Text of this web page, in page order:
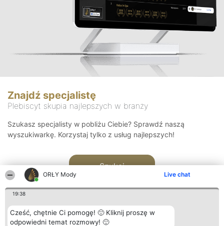
ORŁY Mody Live chat
19:38
Cześć, chętnie Ci pomogę! 🙂 Kliknij proszę w
odpowiedni temat rozmowy! 🙂
Znajdź specjalistę
Plebiscyt skupia najlepszych w branży
Szukasz specjalisty w pobliżu Ciebie? Sprawdź naszą
wyszukiwarkę. Korzystaj tylko z usług najlepszych!
Szukaj